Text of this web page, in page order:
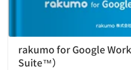
rakumo for Google
Suite™）